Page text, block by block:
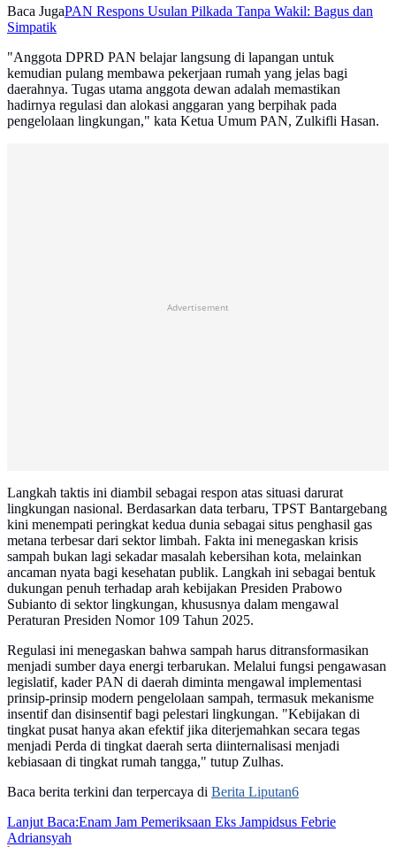
Baca JugaPAN Respons Usulan Pilkada Tanpa Wakil: Bagus dan
Simpatik
"Anggota DPRD PAN belajar langsung di lapangan untuk
kemudian pulang membawa pekerjaan rumah yang jelas bagi
daerahnya. Tugas utama anggota dewan adalah memastikan
hadirnya regulasi dan alokasi anggaran yang berpihak pada
pengelolaan lingkungan," kata Ketua Umum PAN, Zulkifli Hasan.
Advertisement
Langkah taktis ini diambil sebagai respon atas situasi darurat
lingkungan nasional. Berdasarkan data terbaru, TPST Bantargebang
kini menempati peringkat kedua dunia sebagai situs penghasil gas
metana terbesar dari sektor limbah. Fakta ini menegaskan krisis
sampah bukan lagi sekadar masalah kebersihan kota, melainkan
ancaman nyata bagi kesehatan publik. Langkah ini sebagai bentuk
dukungan penuh terhadap arah kebijakan Presiden Prabowo
Subianto di sektor lingkungan, khususnya dalam mengawal
Peraturan Presiden Nomor 109 Tahun 2025.
Regulasi ini menegaskan bahwa sampah harus ditransformasikan
menjadi sumber daya energi terbarukan. Melalui fungsi pengawasan
legislatif, kader PAN di daerah diminta mengawal implementasi
prinsip-prinsip modern pengelolaan sampah, termasuk mekanisme
insentif dan disinsentif bagi pelestari lingkungan. "Kebijakan di
tingkat pusat hanya akan efektif jika diterjemahkan secara tegas
menjadi Perda di tingkat daerah serta diinternalisasi menjadi
kebiasaan di tingkat rumah tangga," tutup Zulhas.
Baca berita terkini dan terpercaya di Berita Liputan6
Lanjut Baca:Enam Jam Pemeriksaan Eks Jampidsus Febrie
Adriansyah